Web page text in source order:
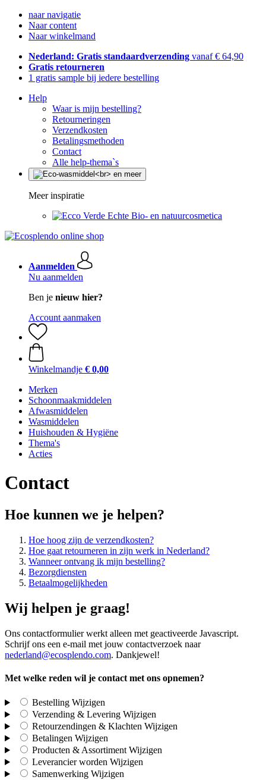
naar navigatie
Naar content
Naar winkelmand
Nederland: Gratis standaardverzending vanaf € 64,90
Gratis retourneren
1 gratis sample bij iedere bestelling
Help
Waar is mijn bestelling?
Retourneringen
Verzendkosten
Betalingsmethoden
Contact
Alle help-thema`s
Meer inspiratie
Echte Bio- en natuurcosmetica
Aanmelden
Nu aanmelden
Ben je nieuw hier?
Account aanmaken
Winkelmandje € 0,00
Merken
Schoonmaakmiddelen
Afwasmiddelen
Wasmiddelen
Huishouden & Hygiëne
Thema's
Acties
Contact
Hoe kunnen we je helpen?
Hoe hoog zijn de verzendkosten?
Hoe gaat retourneren in zijn werk in Nederland?
Wanneer ontvang ik mijn bestelling?
Bezorgdiensten
Betaalmogelijkheden
Wij helpen je graag!
Ons contactformulier werkt alleen met geactiveerde Javascript.
Schrijf ons een e-mail met jouw contactverzoek naar
nederland@ecosplendo.com. Dankjewel!
Met welke reden wil je contact met ons opnemen?
Bestelling Wijzigen
Verzending & Levering Wijzigen
Retourzendingen & Klachten Wijzigen
Betalingen Wijzigen
Producten & Assortiment Wijzigen
Leverancier worden Wijzigen
Samenwerking Wijzigen